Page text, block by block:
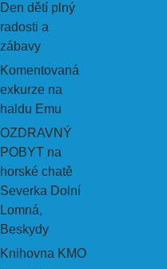
Den dětí plný
radosti a
zábavy
Komentovaná
exkurze na
haldu Emu
OZDRAVNÝ
POBYT na
horské chatě
Severka Dolní
Lomná,
Beskydy
Knihovna KMO